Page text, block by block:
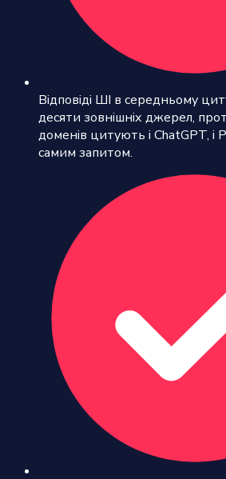
Відповіді ШІ в середньому
десяти зовнішніх джерел,
доменів цитують і ChatGPT, і
самим запитом.